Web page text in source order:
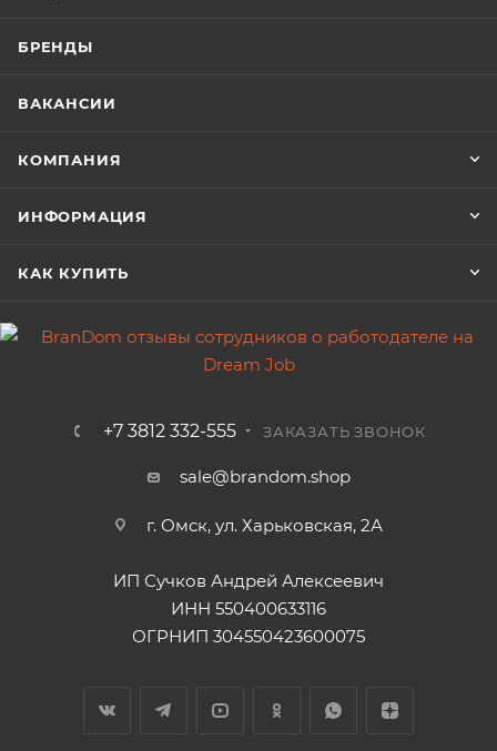
БРЕНДЫ
ВАКАНСИИ
КОМПАНИЯ
ИНФОРМАЦИЯ
КАК КУПИТЬ
+7 3812 332-555 ЗАКАЗАТЬ ЗВОНОК
sale@brandom.shop
г. Омск, ул. Харьковская, 2А
ИП Сучков Андрей Алексеевич
ИНН 550400633116
ОГРНИП 304550423600075